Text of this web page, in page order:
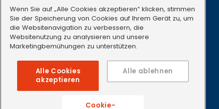
Lun-ven: 9.00-12.00 15.00-18.00
Follow us
REA: 169215 iscritta il 07/02/1985
Wenn Sie auf „Alle Cookies akzeptieren“ klicken, stimmen
Sie der Speicherung von Cookies auf Ihrem Gerät zu, um
die Websitenavigation zu verbessern, die
Websitenutzung zu analysieren und unsere
Marketingbemühungen zu unterstützen.
Alle Cookies
akzeptieren
Alle ablehnen
Cookie-